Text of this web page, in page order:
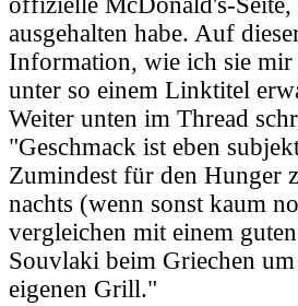
ausgehalten habe. Auf
Information, wie ich sie
unter so einem Linktitel
Weiter unten im Thread
"Geschmack ist eben
Zumindest für den Hunger
nachts (wenn sonst kaum
vergleichen mit einem
Souvlaki beim Griechen
eigenen Grill."